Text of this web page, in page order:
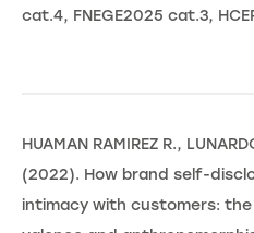
cat.4, FNEGE2025 cat.3,
HUAMAN RAMIREZ R.,
(2022). How brand self-
intimacy with customers: